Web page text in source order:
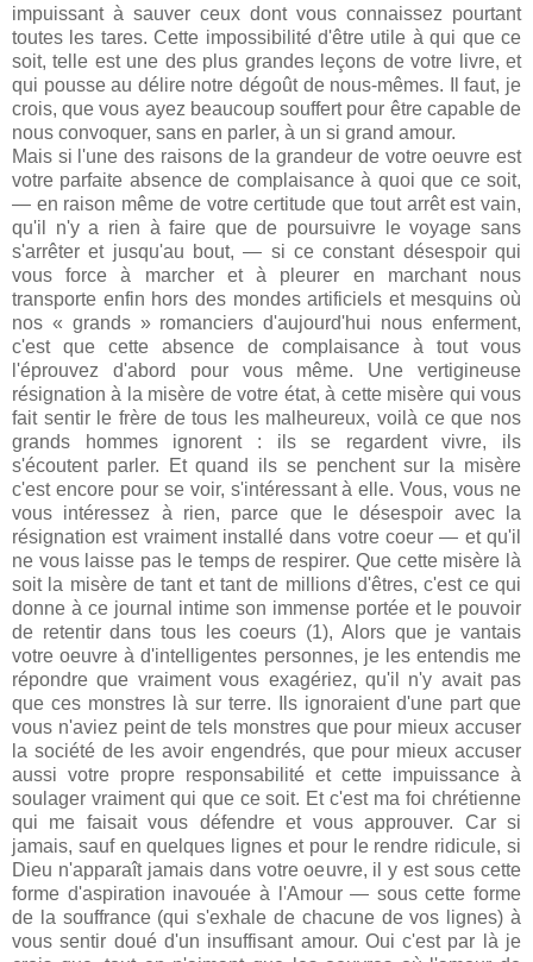
impuissant à sauver ceux dont vous connaissez pourtant
toutes les tares. Cette impossibilité d'être utile à qui que ce
soit, telle est une des plus grandes leçons de votre livre, et
qui pousse au délire notre dégoût de nous-mêmes. Il faut, je
crois, que vous ayez beaucoup souffert pour être capable de
nous convoquer, sans en parler, à un si grand amour.
Mais si l'une des raisons de la grandeur de votre oeuvre est
votre parfaite absence de complaisance à quoi que ce soit,
— en raison même de votre certitude que tout arrêt est vain,
qu'il n'y a rien à faire que de poursuivre le voyage sans
s'arrêter et jusqu'au bout, — si ce constant désespoir qui
vous force à marcher et à pleurer en marchant nous
transporte enfin hors des mondes artificiels et mesquins où
nos « grands » romanciers d'aujourd'hui nous enferment,
c'est que cette absence de complaisance à tout vous
l'éprouvez d'abord pour vous même. Une vertigineuse
résignation à la misère de votre état, à cette misère qui vous
fait sentir le frère de tous les malheureux, voilà ce que nos
grands hommes ignorent : ils se regardent vivre, ils
s'écoutent parler. Et quand ils se penchent sur la misère
c'est encore pour se voir, s'intéressant à elle. Vous, vous ne
vous intéressez à rien, parce que le désespoir avec la
résignation est vraiment installé dans votre coeur — et qu'il
ne vous laisse pas le temps de respirer. Que cette misère là
soit la misère de tant et tant de millions d'êtres, c'est ce qui
donne à ce journal intime son immense portée et le pouvoir
de retentir dans tous les coeurs (1), Alors que je vantais
votre oeuvre à d'intelligentes personnes, je les entendis me
répondre que vraiment vous exagériez, qu'il n'y avait pas
que ces monstres là sur terre. Ils ignoraient d'une part que
vous n'aviez peint de tels monstres que pour mieux accuser
la société de les avoir engendrés, que pour mieux accuser
aussi votre propre responsabilité et cette impuissance à
soulager vraiment qui que ce soit. Et c'est ma foi chrétienne
qui me faisait vous défendre et vous approuver. Car si
jamais, sauf en quelques lignes et pour le rendre ridicule, si
Dieu n'apparaît jamais dans votre oeuvre, il y est sous cette
forme d'aspiration inavouée à l'Amour — sous cette forme
de la souffrance (qui s'exhale de chacune de vos lignes) à
vous sentir doué d'un insuffisant amour. Oui c'est par là je